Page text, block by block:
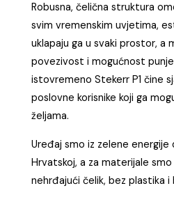
Robusna, čelična struktura
svim vremenskim uvjetima,
uklapaju ga u svaki prostor, a
povezivost i mogućnost
istovremeno Stekerr P1 čine
poslovne korisnike koji ga
željama.
Uređaj smo iz zelene energije
Hrvatskoj, a za materijale
nehrđajući čelik, bez plastika i